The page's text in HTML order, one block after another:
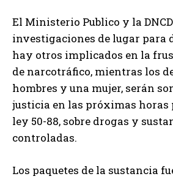
El Ministerio Publico y la
investigaciones de lugar para
hay otros implicados en la
de narcotráfico, mientras los
hombres y una mujer, serán
justicia en las próximas horas
ley 50-88, sobre drogas y
controladas.
Los paquetes de la sustancia